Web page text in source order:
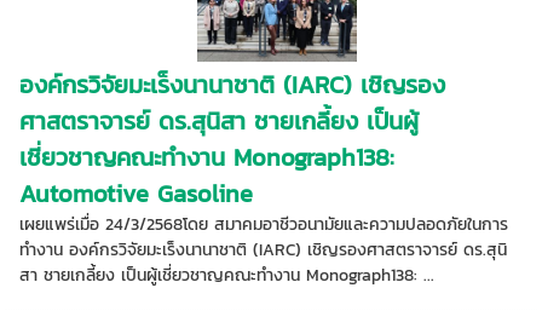
องค์กรวิจัยมะเร็งนานาชาติ (IARC) เชิญรอง
ศาสตราจารย์ ดร.สุนิสา ชายเกลี้ยง เป็นผู้
เชี่ยวชาญคณะทำงาน Monograph138:
Automotive Gasoline
เผยแพร่เมื่อ 24/3/2568โดย สมาคมอาชีวอนามัยและความปลอดภัยในการ
ทำงาน องค์กรวิจัยมะเร็งนานาชาติ (IARC) เชิญรองศาสตราจารย์ ดร.สุนิ
สา ชายเกลี้ยง เป็นผู้เชี่ยวชาญคณะทำงาน Monograph138: ...